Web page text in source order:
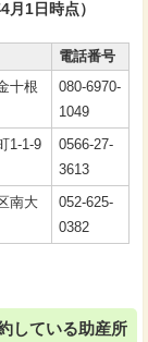
1日時点）
電話番号
十根
080-6970-
1049
1-1-9
0566-27-
3613
南大
052-625-
0382
している助産所